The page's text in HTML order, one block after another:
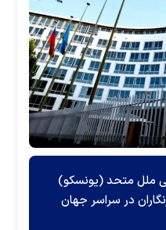
ملل متحد (یونسکو)
در سراسر جهان